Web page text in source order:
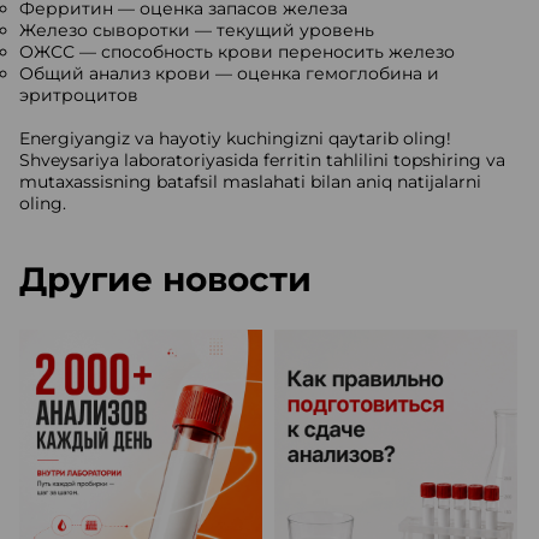
Ферритин — оценка запасов железа
Железо сыворотки — текущий уровень
ОЖСС — способность крови переносить железо
Общий анализ крови — оценка гемоглобина и
эритроцитов
Energiyangiz va hayotiy kuchingizni qaytarib oling!
Shveysariya laboratoriyasida ferritin tahlilini topshiring va
mutaxassisning batafsil maslahati bilan aniq natijalarni
oling.
Другие новости